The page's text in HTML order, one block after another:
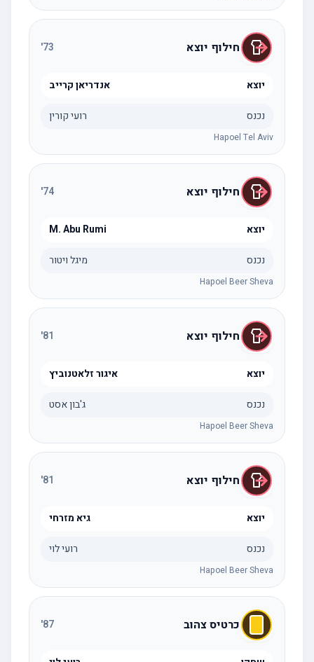
חילוף יוצא 73
'
יוצא אנדריאן קרייב
נכנס רועי קורין
Hapoel Tel Aviv
חילוף יוצא 74
'
יוצא M. Abu Rumi
נכנס מיגל ויטור
Hapoel Beer Sheva
חילוף יוצא 81
'
יוצא איגור זלאטנוביץ
נכנס ג'בון אסט
Hapoel Beer Sheva
חילוף יוצא 81
'
יוצא גיא מזרחי
נכנס רועי לוי
Hapoel Beer Sheva
כרטיס צהוב 87
'